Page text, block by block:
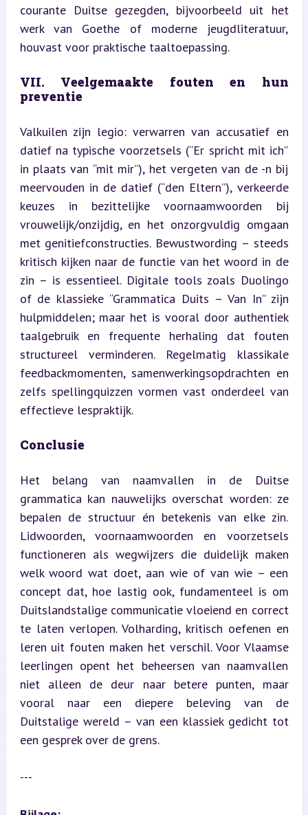
courante Duitse gezegden, bijvoorbeeld uit het
werk van Goethe of moderne jeugdliteratuur,
houvast voor praktische taaltoepassing.
VII. Veelgemaakte fouten en hun
preventie
Valkuilen zijn legio: verwarren van accusatief en
datief na typische voorzetsels (“Er spricht mit ich”
in plaats van “mit mir”), het vergeten van de -n bij
meervouden in de datief (“den Eltern”), verkeerde
keuzes in bezittelijke voornaamwoorden bij
vrouwelijk/onzijdig, en het onzorgvuldig omgaan
met genitiefconstructies. Bewustwording – steeds
kritisch kijken naar de functie van het woord in de
zin – is essentieel. Digitale tools zoals Duolingo
of de klassieke “Grammatica Duits – Van In” zijn
hulpmiddelen; maar het is vooral door authentiek
taalgebruik en frequente herhaling dat fouten
structureel verminderen. Regelmatig klassikale
feedbackmomenten, samenwerkingsopdrachten en
zelfs spellingquizzen vormen vast onderdeel van
effectieve lespraktijk.
Conclusie
Het belang van naamvallen in de Duitse
grammatica kan nauwelijks overschat worden: ze
bepalen de structuur én betekenis van elke zin.
Lidwoorden, voornaamwoorden en voorzetsels
functioneren als wegwijzers die duidelijk maken
welk woord wat doet, aan wie of van wie – een
concept dat, hoe lastig ook, fundamenteel is om
Duitslandstalige communicatie vloeiend en correct
te laten verlopen. Volharding, kritisch oefenen en
leren uit fouten maken het verschil. Voor Vlaamse
leerlingen opent het beheersen van naamvallen
niet alleen de deur naar betere punten, maar
vooral naar een diepere beleving van de
Duitstalige wereld – van een klassiek gedicht tot
een gesprek over de grens.
---